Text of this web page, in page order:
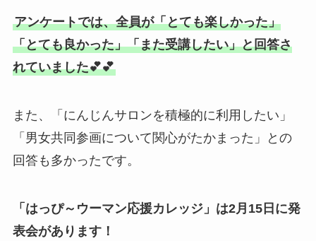
アンケートでは、全員が「とても楽しかった」
「とても良かった」「また受講したい」と回答さ
れていました💕💕
また、「にんじんサロンを積極的に利用したい」
「男女共同参画について関心がたかまった」との
回答も多かったです。
「はっぴ～ウーマン応援カレッジ」は2月15日に発
表会があります！